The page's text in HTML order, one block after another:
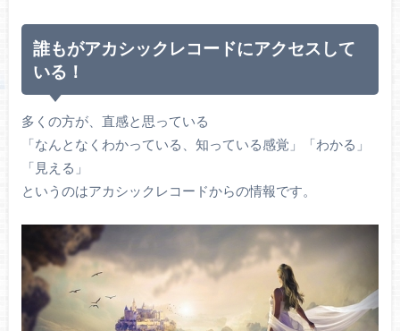
誰もがアカシックレコードにアクセスして
いる！
多くの方が、直感と思っている
「なんとなくわかっている、知っている感覚」「わかる」
「見える」
というのはアカシックレコードからの情報です。